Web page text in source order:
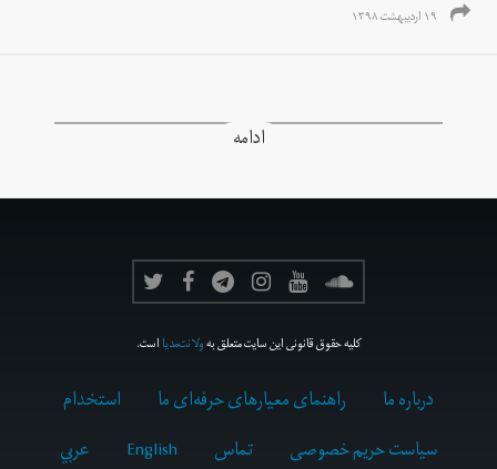
۱۹ اردیبهشت ۱۳۹۸
ادامه
کلیه حقوق قانونی این سایت متعلق بهولانت‌مدیااست.
درباره ما راهنمای معیارهای حرفه‌ای ما
استخدام
سیاست حریم خصوصی
تماس English عربي